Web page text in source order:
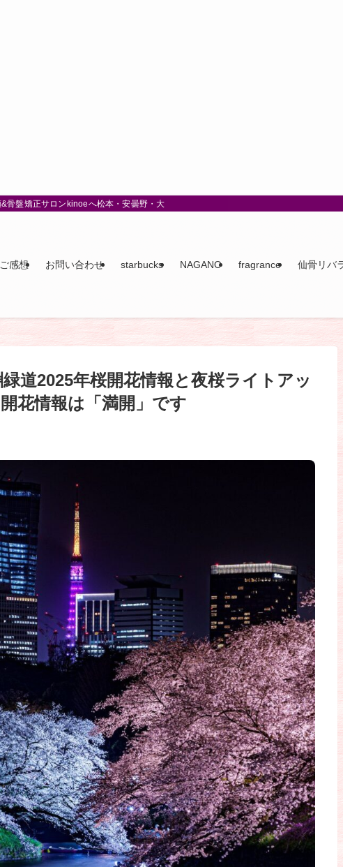
盤矯正サロンkinoeへ松本・安曇野・大町
ご感想 お問い合わせ starbucks NAGANO fragrance 仙骨リバ
道2025年桜開花情報と夜桜ライトアッ
花情報は「満開」です